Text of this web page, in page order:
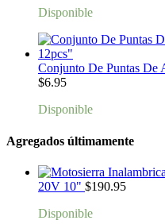
Disponible
Conjunto De Puntas De
$6.95
Disponible
Agregados últimamente
20V 10" $190.95
Disponible